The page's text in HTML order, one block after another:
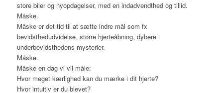
store biler og nyopdagelser, med en indadvendthed og tillid.
Måske.
Måske er det tid til at sætte indre mål som fx
bevidsthedudvidelse, større hjerteåbning, dybere i
underbevidsthedens mysterier.
Måske.
Måske en dag vi vil måle:
Hvor meget kærlighed kan du mærke i dit hjerte?
Hvor intuitiv er du blevet?